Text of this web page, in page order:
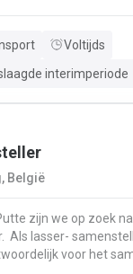
lossen volgens de
van rij- en rusttijden
Voltijds
interimperiode
België
zijn we op zoek
voor het